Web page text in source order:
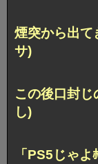
煙突から出
サ)
この後口封
し)
「PS5じゃ